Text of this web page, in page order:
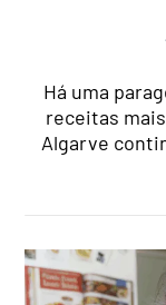
Há uma
receitas
Algarve